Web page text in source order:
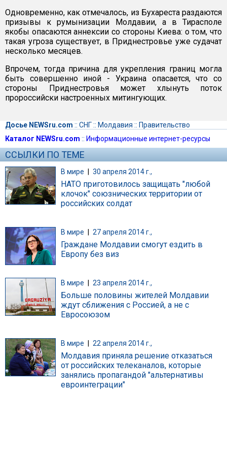
Одновременно, как отмечалось, из Бухареста раздаются
призывы к румынизации Молдавии, а в Тирасполе
якобы опасаются аннексии со стороны Киева: о том, что
такая угроза существует, в Приднестровье уже судачат
несколько месяцев.
Впрочем, тогда причина для укрепления границ могла
быть совершенно иной - Украина опасается, что со
стороны Приднестровья может хлынуть поток
пророссийски настроенных митингующих.
Досье NEWSru.com :: СНГ:: Молдавия :: Правительство
Каталог NEWSru.com :: Информационные интернет-ресурсы
ССЫЛКИ ПО ТЕМЕ
В мире | 30 апреля 2014 г.,
НАТО приготовилось защищать "любой
клочок" союзнических территории от
российских солдат
В мире 27 апреля 2014 г.,
Граждане Молдавии смогут ездить в
Европу без виз
В мире 23 апреля 2014 г.,
Больше половины жителей Молдавии
ждут сближения с Россией, а не с
Евросоюзом
В мире 22 апреля 2014 г.,
Молдавия приняла решение отказаться
от российских телеканалов, которые
занялись пропагандой "альтернативы
евроинтеграции"